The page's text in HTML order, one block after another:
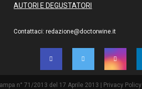
AUTORI E DEGUSTATORI
Contattaci:redazione@doctorwine.it
n° 71/2013 del 17 Aprile 2013 | Privacy Policy